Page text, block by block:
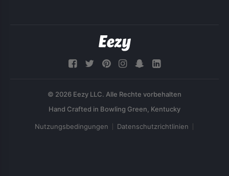
© 2026 Eezy LLC. Alle Rechte vorbehalten
Nutzungsbedingungen Datenschutzrichtlinien